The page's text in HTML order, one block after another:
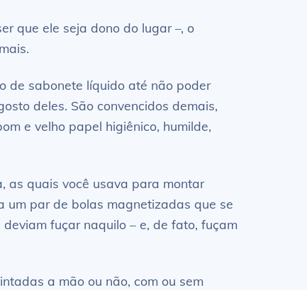
que ele seja dono do lugar –, o
de sabonete líquido até não poder
deles. São convencidos demais,
e velho papel higiênico, humilde,
as quais você usava para montar
um par de bolas magnetizadas que se
fuçar naquilo – e, de fato, fuçam
a mão ou não, com ou sem